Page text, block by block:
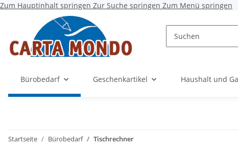
Zum Hauptinhalt springen Zur Suche springen Zum Menü springen
Bürobedarf Geschenkartikel Haushalt und
Startseite Bürobedarf Tischrechner